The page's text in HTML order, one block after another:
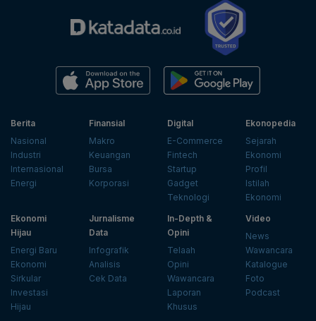
Berita
Nasional
Industri
Internasional
Energi
Finansial
Makro
Keuangan
Bursa
Korporasi
Digital
E-Commerce
Fintech
Startup
Gadget
Teknologi
Ekonopedia
Sejarah
Ekonomi
Profil
Istilah
Ekonomi
Ekonomi
Hijau
Energi Baru
Ekonomi
Sirkular
Investasi
Hijau
Jurnalisme
Data
Infografik
Analisis
Cek Data
In-Depth &
Opini
Telaah
Opini
Wawancara
Laporan
Khusus
Video
News
Wawancara
Katalogue
Foto
Podcast